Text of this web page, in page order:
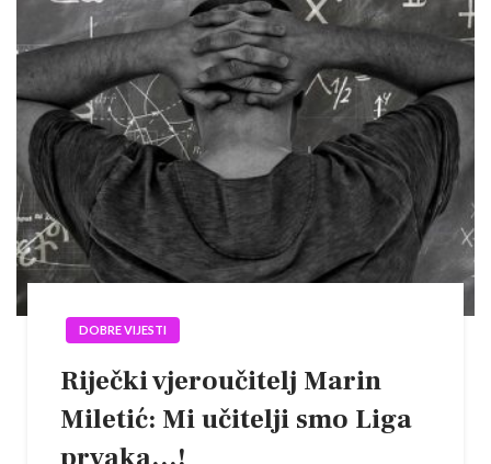
DOBRE VIJESTI
Riječki vjeroučitelj Marin
Miletić: Mi učitelji smo Liga